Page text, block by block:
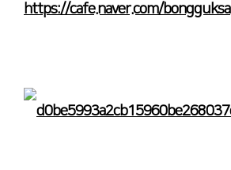
https://cafe.naver.com/bongguksa